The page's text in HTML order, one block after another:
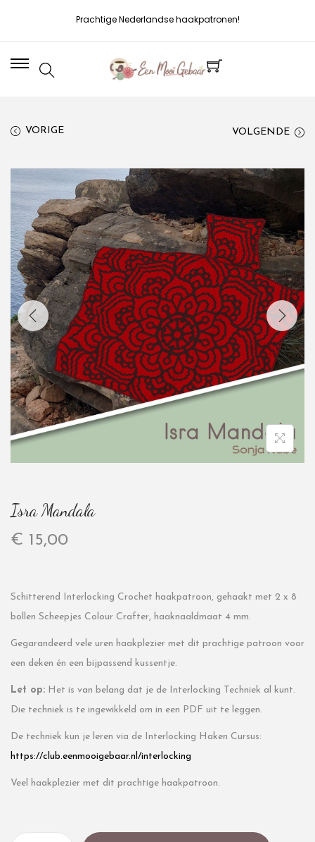
Prachtige Nederlandse haakpatronen!
VORIGE VOLGENDE
Isra Mandala
€ 15,00
Schitterend Interlocking Crochet haakpatroon, gehaakt met 2 x 8
bollen Scheepjes Colour Crafter, haaknaaldmaat 4 mm.
Gegarandeerd vele uren haakplezier met dit prachtige patroon voor
een deken én een bijpassend kussentje.
Let op: Het is van belang dat je de Interlocking Techniek al kunt.
Die techniek is te ingewikkeld om in een PDF uit te leggen.
De techniek kun je leren via de Interlocking Haken Cursus:
https://club.eenmooigebaar.nl/interlocking
Veel haakplezier met dit prachtige haakpatroon.